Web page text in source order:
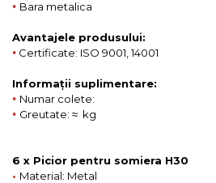
• Bara metalica
Avantajele produsului:
• Certificate: ISO 9001, 14001
Informații suplimentare:
• Numar colete:
• Greutate: ≈ kg
6 x Picior pentru somiera H30
• Material: Metal